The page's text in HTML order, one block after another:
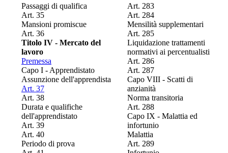
Passaggi di qualifica
Art. 35
Mansioni promiscue
Art. 36
Titolo IV - Mercato del
lavoro
Premessa
Capo I - Apprendistato
Assunzione dell'apprendista
Art. 37
Art. 38
Durata e qualifiche
dell'apprendistato
Art. 39
Art. 40
Periodo di prova
Art. 283
Art. 284
Mensilità supplementari
Art. 285
Liquidazione trattamenti
normativi ai percentualisti
Art. 286
Art. 287
Capo VIII - Scatti di
anzianità
Norma transitoria
Art. 288
Capo IX - Malattia ed
infortunio
Malattia
Art. 289